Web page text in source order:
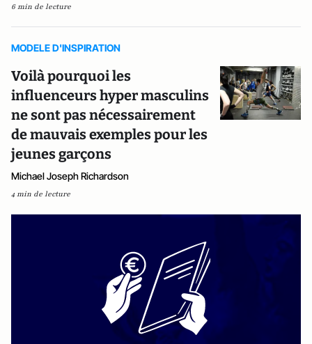
6 min de lecture
MODELE D'INSPIRATION
Voilà pourquoi les
influenceurs hyper masculins
ne sont pas nécessairement
de mauvais exemples pour les
jeunes garçons
Michael Joseph Richardson
4 min de lecture